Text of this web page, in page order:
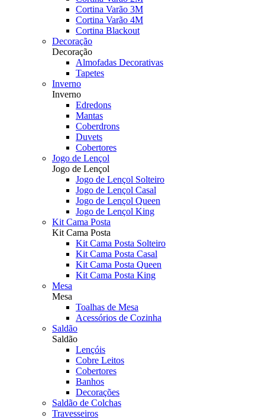
Cortina Varão 3M
Cortina Varão 4M
Cortina Blackout
Decoração
Decoração
Almofadas Decorativas
Tapetes
Inverno
Inverno
Edredons
Mantas
Coberdrons
Duvets
Cobertores
Jogo de Lençol
Jogo de Lençol
Jogo de Lençol Solteiro
Jogo de Lençol Casal
Jogo de Lençol Queen
Jogo de Lençol King
Kit Cama Posta
Kit Cama Posta
Kit Cama Posta Solteiro
Kit Cama Posta Casal
Kit Cama Posta Queen
Kit Cama Posta King
Mesa
Mesa
Toalhas de Mesa
Acessórios de Cozinha
Saldão
Saldão
Lençóis
Cobre Leitos
Cobertores
Banhos
Decorações
Saldão de Colchas
Travesseiros